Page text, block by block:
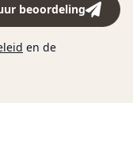
beoordeling
en de